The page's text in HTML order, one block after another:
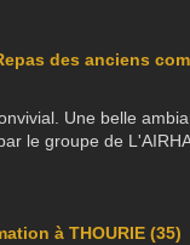
des anciens
Une belle
le groupe de
à THOURIE